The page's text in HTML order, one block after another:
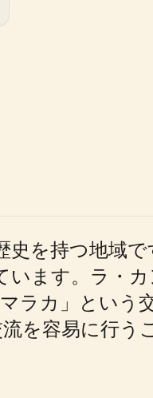
を持つ地域
ます。ラ・
ラカ」という
を容易に行う